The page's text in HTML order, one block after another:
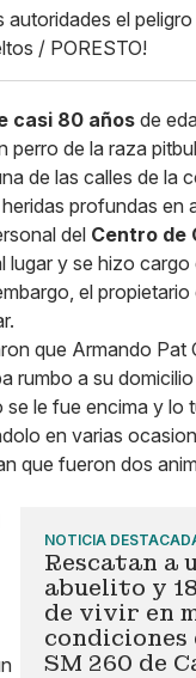
Grande
autoridades el peligro
/ PORESTO!
casi 80 años de
perro de la raza
de las calles de la
profundas en
del Centro de
lugar y se hizo cargo
el propietario
que Armando Pat
rumbo a su
se le fue encima y lo
en varias
que fueron dos
NOTICIA
Rescatan a
abuelito y
de vivir en
condiciones
SM 260 de